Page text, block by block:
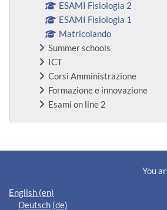
ESAMI Fisiologia 2
ESAMI Fisiologia 1
Matricolando
Summer schools
ICT
Corsi Amministrazione
Formazione e innovazione
Esami on line 2
Supplementary blocks
You
English ‎(en)‎
Deutsch ‎(de)‎